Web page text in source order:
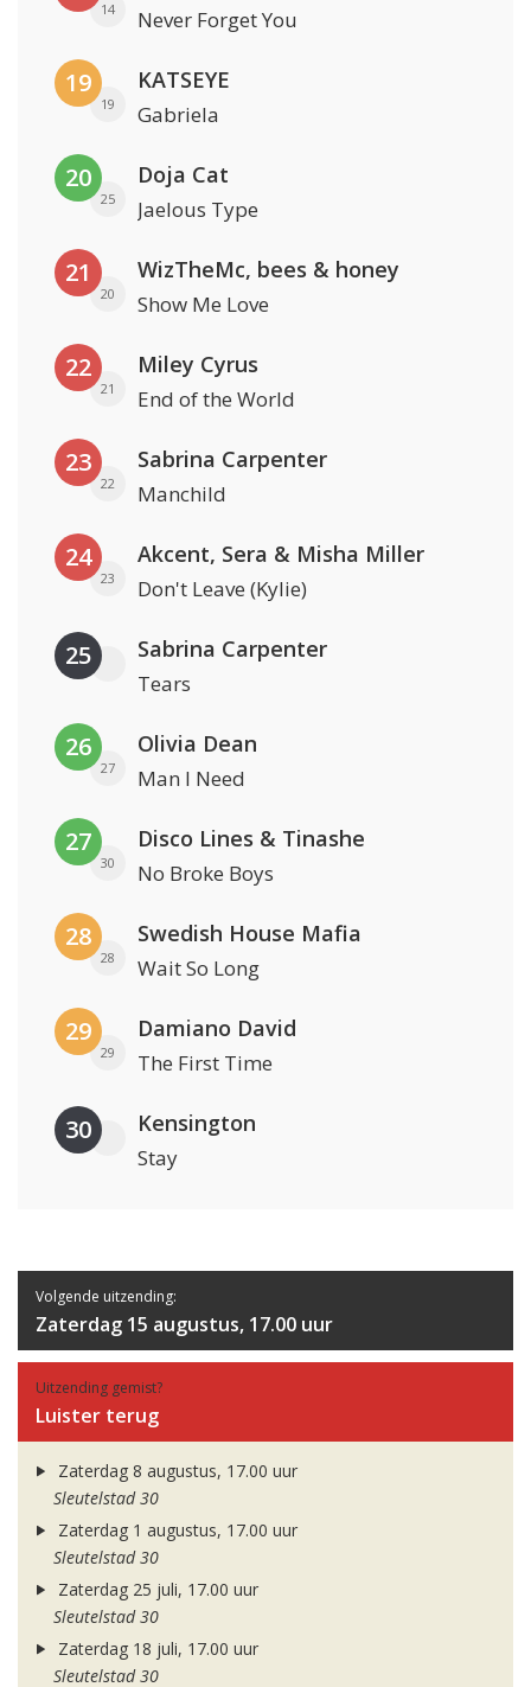
14 Never Forget You
19
19
KATSEYE
Gabriela
20
25
Doja Cat
Jaelous Type
21
20
WizTheMc, bees & honey
Show Me Love
22
21
Miley Cyrus
End of the World
23
22
Sabrina Carpenter
Manchild
24
23
Akcent, Sera & Misha Miller
Don't Leave (Kylie)
25 Sabrina Carpenter
Tears
26
27
Olivia Dean
Man I Need
27
30
Disco Lines & Tinashe
No Broke Boys
28
28
Swedish House Mafia
Wait So Long
29
29
Damiano David
The First Time
30 Kensington
Stay
Volgende uitzending:
Zaterdag 15 augustus, 17.00 uur
Uitzending gemist?
Luister terug
Zaterdag 8 augustus, 17.00 uur
Sleutelstad 30
Zaterdag 1 augustus, 17.00 uur
Sleutelstad 30
Zaterdag 25 juli, 17.00 uur
Sleutelstad 30
Zaterdag 18 juli, 17.00 uur
Sleutelstad 30